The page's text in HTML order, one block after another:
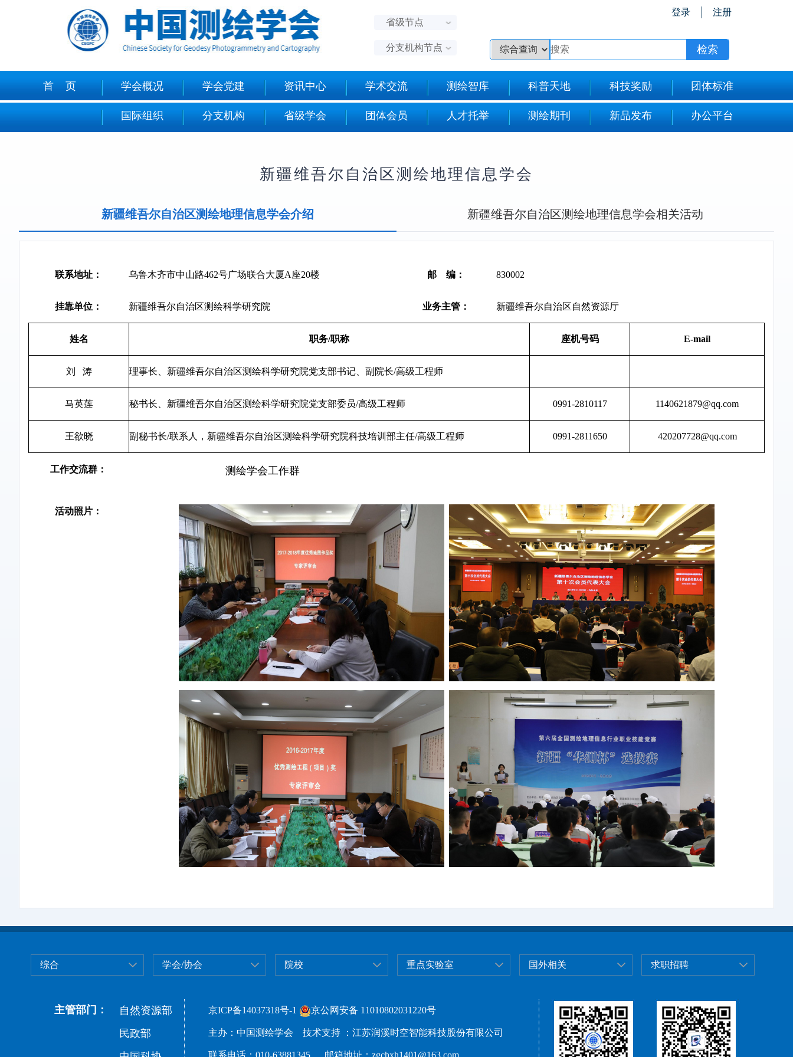
省级节点
分支机构节点
登录 注册
首 页 学会概况 学会党建 资讯中心 学术交流 测绘智库 科普天地 科技奖励 团体标准
国际组织 分支机构 省级学会 团体会员 人才托举 测绘期刊 新品发布 办公平台
新疆维吾尔自治区测绘地理信息学会
新疆维吾尔自治区测绘地理信息学会介绍 新疆维吾尔自治区测绘地理信息学会相关活动
联系地址： 乌鲁木齐市中山路462号广场联合大厦A座20楼 邮 编： 830002
挂靠单位： 新疆维吾尔自治区测绘科学研究院 业务主管： 新疆维吾尔自治区自然资源厅
姓名 职务/职称 座机号码 E-mail
刘 涛 理事长、新疆维吾尔自治区测绘科学研究院党支部书记、副院长/高级工程师
马英莲 秘书长、新疆维吾尔自治区测绘科学研究院党支部委员/高级工程师 0991-2810117 1140621879@qq.com
王欲晓 副秘书长/联系人，新疆维吾尔自治区测绘科学研究院科技培训部主任/高级工程师 0991-2811650 420207728@qq.com
工作交流群： 测绘学会工作群
活动照片：
综合 学会/协会 院校 重点实验室 国外相关 求职招聘
主管部门：
自然资源部
民政部
京ICP备14037318号-1 京公网安备 11010802031220号
主办：中国测绘学会 技术支持 ：江苏润溪时空智能科技股份有限公司
联系电话：010-63881345 邮箱地址：zgchxh1401@163.com